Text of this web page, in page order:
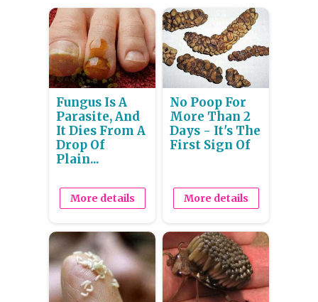
Fungus Is A
Parasite, And
It Dies From A
Drop Of
Plain...
More details
No Poop For
More Than 2
Days - It's The
First Sign Of
More details